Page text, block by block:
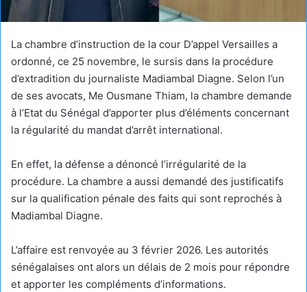
La chambre d’instruction de la cour D’appel Versailles a
ordonné, ce 25 novembre, le sursis dans la procédure
d’extradition du journaliste Madiambal Diagne. Selon l’un
de ses avocats, Me Ousmane Thiam, la chambre demande
à l’Etat du Sénégal d’apporter plus d’éléments concernant
la régularité du mandat d’arrêt international.
En effet, la défense a dénoncé l’irrégularité de la
procédure. La chambre a aussi demandé des justificatifs
sur la qualification pénale des faits qui sont reprochés à
Madiambal Diagne.
L’affaire est renvoyée au 3 février 2026. Les autorités
sénégalaises ont alors un délais de 2 mois pour répondre
et apporter les compléments d’informations.